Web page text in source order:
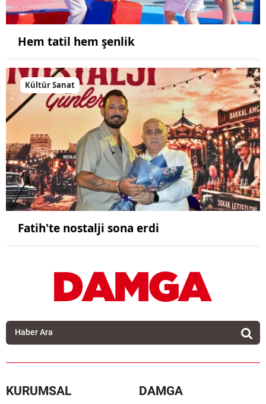
Hem tatil hem şenlik
Kültür Sanat
Fatih'te nostalji sona erdi
KURUMSAL DAMGA